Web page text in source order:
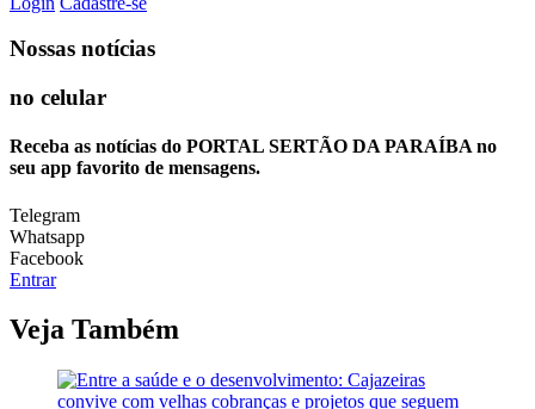
Nossas notícias
no celular
Receba as notícias do PORTAL SERTÃO DA PARAÍBA no
seu app favorito de mensagens.
Telegram
Whatsapp
Facebook
Entrar
Veja Também